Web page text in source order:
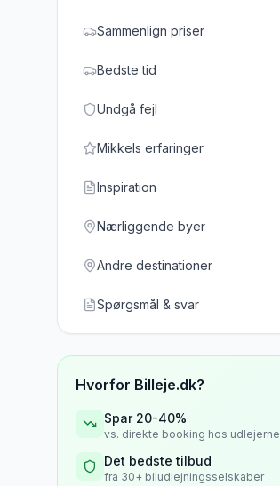
Sammenlign priser
Bedste tid
Undgå fejl
Mikkels erfaringer
Inspiration
Nærliggende byer
Andre destinationer
Spørgsmål & svar
Hvorfor Billeje.dk?
Spar 20-40%
vs. direkte booking hos udlejerne
Det bedste tilbud
fra 30+ biludlejningsselskaber